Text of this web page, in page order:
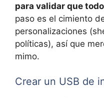
para validar que
paso es el cimiento
personalizaciones
políticas), así que
mimo.
Crear un USB de